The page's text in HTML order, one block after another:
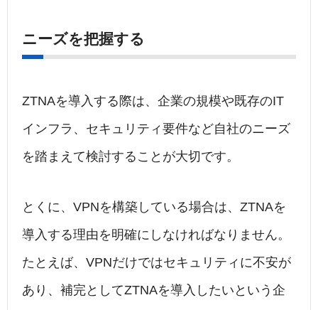
ニーズを把握する
ZTNAを導入する際は、企業の規模や既存のIT
インフラ、セキュリティ要件など自社のニーズ
を踏まえて検討することが大切です。
とくに、VPNを構築している場合は、ZTNAを
導入する理由を明確にしなければなりません。
たとえば、VPNだけではセキュリティに不安が
あり、補完としてZTNAを導入したいという企